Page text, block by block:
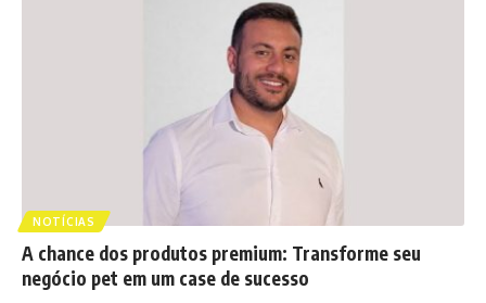
NOTÍCIAS
A chance dos produtos premium: Transforme seu
negócio pet em um case de sucesso